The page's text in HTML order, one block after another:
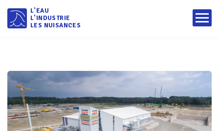
L'EAU
L'INDUSTRIE
LES NUISANCES